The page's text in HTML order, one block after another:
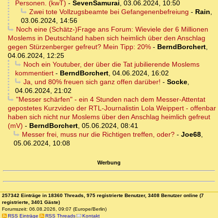
Personen. (kwT) - SevenSamurai, 03.06.2024, 10:50
Zwei tote Vollzugsbeamte bei Gefangenenbefreiung - Rain,
03.06.2024, 14:56
Noch eine (Schätz-)Frage ans Forum: Wieviele der 6 Millionen
Moslems in Deutschland haben sich heimlich über den Anschlag
gegen Stürzenberger gefreut? Mein Tipp: 20% - BerndBorchert,
04.06.2024, 12:25
Noch ein Youtuber, der über die Tat jubilierende Moslems
kommentiert - BerndBorchert, 04.06.2024, 16:02
Ja, und 80% freuen sich ganz offen darüber! - Socke,
04.06.2024, 21:02
"Messer schärfen" - ein 4 Stunden nach dem Messer-Attentat
gepostetes Kurzvideo der RTL-Journalistin Lola Weippert - offenbar
haben sich nicht nur Moslems über den Anschlag heimlich gefreut
(mV) - BerndBorchert, 05.06.2024, 08:41
Messer frei, muss nur die Richtigen treffen, oder?- Joe68,
05.06.2024, 10:08
Werbung
257342 Einträge in 18360 Threads, 975 registrierte Benutzer, 3408 Benutzer online (7
registrierte, 3401 Gäste)
Forumszeit: 06.08.2026, 09:07 (Europe/Berlin)
RSS Einträge
RSS Threads Kontakt